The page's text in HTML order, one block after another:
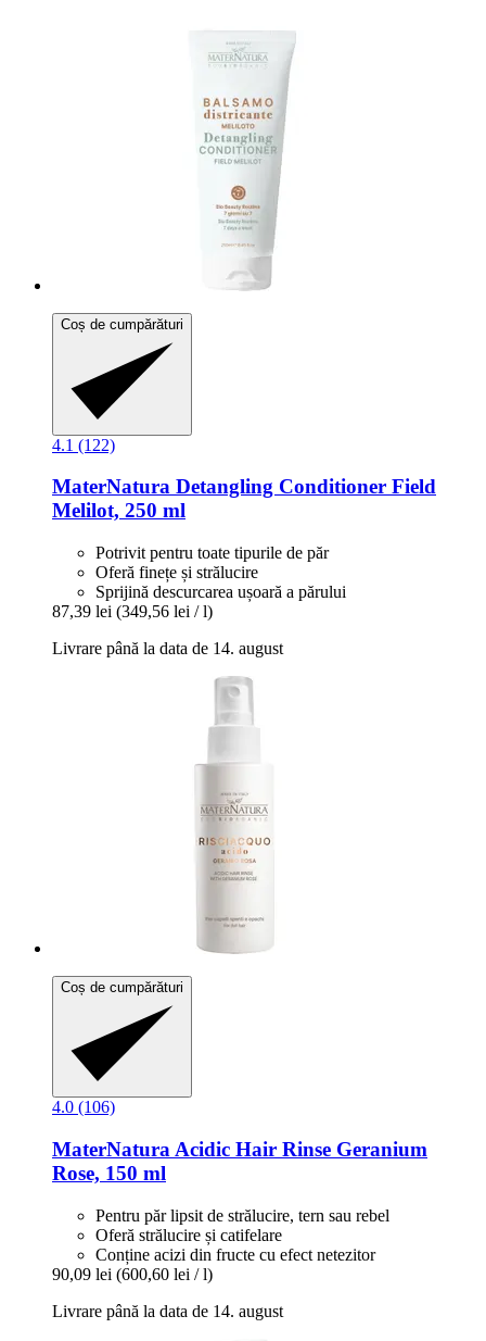
Coș de cumpărături
4.1 (122)
MaterNatura Detangling Conditioner Field
Melilot, 250 ml
Potrivit pentru toate tipurile de păr
Oferă finețe și strălucire
Sprijină descurcarea ușoară a părului
87,39 lei (349,56 lei / l)
Livrare până la data de 14. august
Coș de cumpărături
4.0 (106)
MaterNatura Acidic Hair Rinse Geranium
Rose, 150 ml
Pentru păr lipsit de strălucire, tern sau rebel
Oferă strălucire și catifelare
Conține acizi din fructe cu efect netezitor
90,09 lei (600,60 lei / l)
Livrare până la data de 14. august